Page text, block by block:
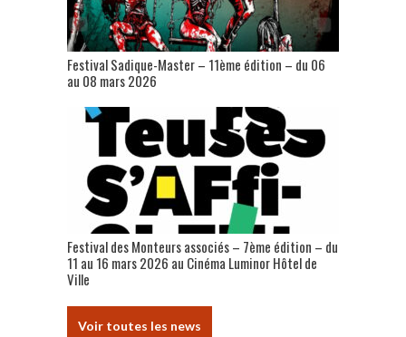
Festival Sadique-Master – 11ème édition – du 06
au 08 mars 2026
Festival des Monteurs associés – 7ème édition – du
11 au 16 mars 2026 au Cinéma Luminor Hôtel de
Ville
Voir toutes les news